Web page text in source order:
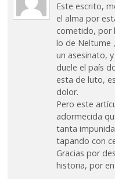
Este escrito,
el alma por
cometido, por
lo de Neltume
un asesinato,
duele el país
esta de luto,
dolor.
Pero este
adormecida
tanta
tapando con
Gracias por
historia, por